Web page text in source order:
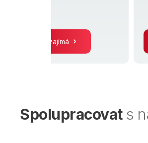
To mě zajímá
Spolupracovats